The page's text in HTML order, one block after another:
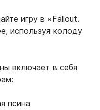
игру в «Fallout.
используя колоду
включает в себя
псина